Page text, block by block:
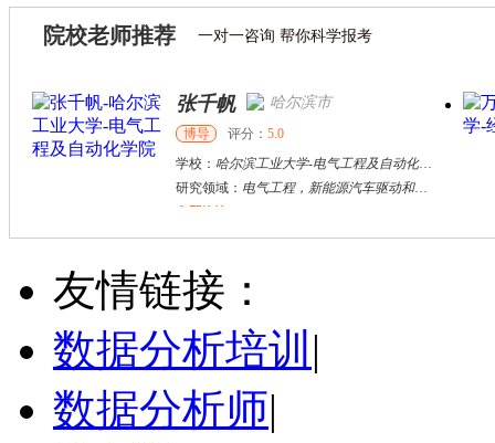
院校老师推荐 一对一咨询 帮你科学报考
张千帆 哈尔滨市
博导 评分： 5.0
学校：
哈尔滨工业大学-电气工程及自动化学院
研究领域：
电气工程，新能源汽车驱动和充电
立即咨询
天津
5.0
学校：南开大学
研究领域：国际金融、
何斌锋 苏州市
其他
学校：南京大学
立即咨询
张千帆 哈尔滨市
博导 评分： 5.0
学校：哈尔滨工业大学
友情链接：
数据分析培训 |
数据分析师|